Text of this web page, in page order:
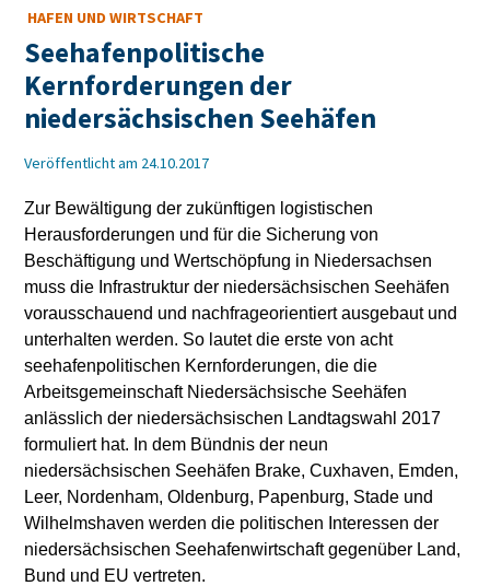
HAFEN UND WIRTSCHAFT
Seehafenpolitische
Kernforderungen der
niedersächsischen Seehäfen
Veröffentlicht am 24.10.2017
Zur Bewältigung der zukünftigen logistischen
Herausforderungen und für die Sicherung von
Beschäftigung und Wertschöpfung in Niedersachsen
muss die Infrastruktur der niedersächsischen Seehäfen
vorausschauend und nachfrageorientiert ausgebaut und
unterhalten werden. So lautet die erste von acht
seehafenpolitischen Kernforderungen, die die
Arbeitsgemeinschaft Niedersächsische Seehäfen
anlässlich der niedersächsischen Landtagswahl 2017
formuliert hat. In dem Bündnis der neun
niedersächsischen Seehäfen Brake, Cuxhaven, Emden,
Leer, Nordenham, Oldenburg, Papenburg, Stade und
Wilhelmshaven werden die politischen Interessen der
niedersächsischen Seehafenwirtschaft gegenüber Land,
Bund und EU vertreten.